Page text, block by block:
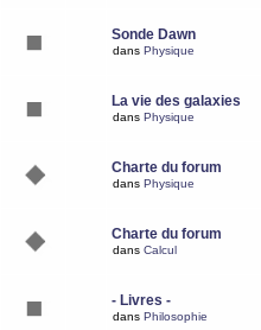
Sonde Dawn
dans Physique
La vie des galaxies
dans Physique
Charte du forum
dans Physique
Charte du forum
dans Calcul
- Livres -
dans Philosophie